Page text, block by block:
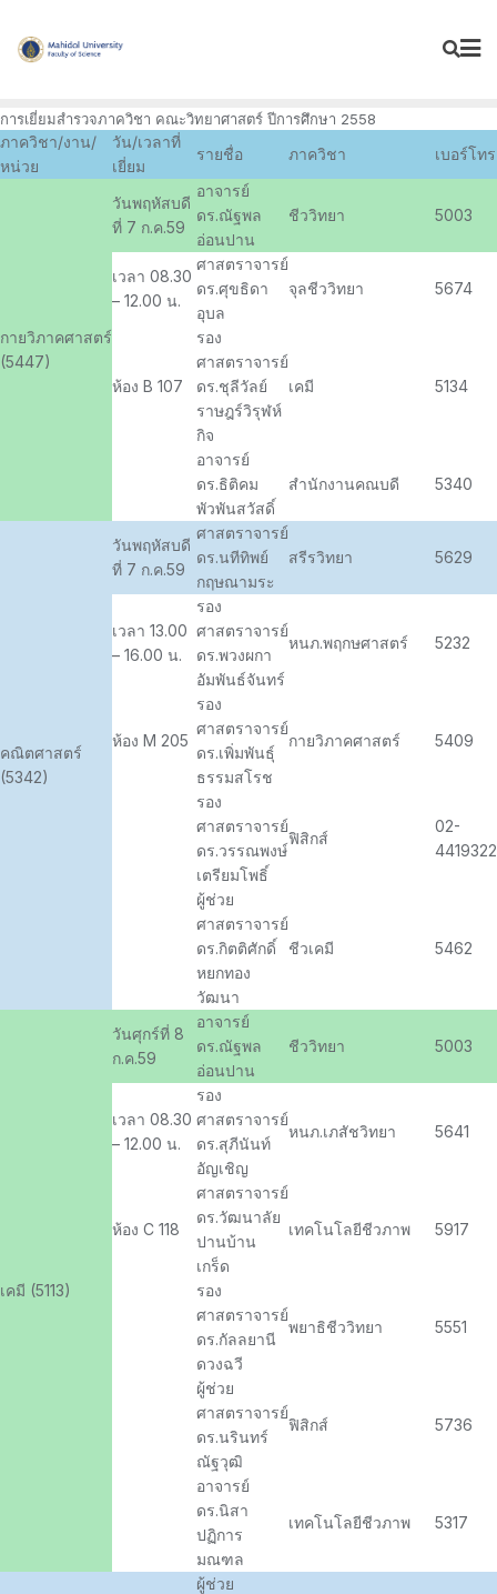
content
การเยี่ยมสำรวจภาควิชา คณะวิทยาศาสตร์ ปีการศึกษา 2558
ภาควิชา/งาน/
หน่วย
วัน/เวลาที่
เยี่ยม
รายชื่อ ภาควิชา เบอร์โทร
กายวิภาคศาสตร์
(5447)
วันพฤหัสบดี
ที่ 7 ก.ค.59
อาจารย์
ดร.ณัฐพล
อ่อนปาน
ชีววิทยา 5003
เวลา 08.30
– 12.00 น.
ศาสตราจารย์
ดร.ศุขธิดา
อุบล
จุลชีววิทยา 5674
ห้อง B 107
รอง
ศาสตราจารย์
ดร.ชุลีวัลย์
ราษฎร์วิรุฬห์
กิจ
เคมี 5134
อาจารย์
ดร.ธิติคม
พัวพันสวัสดิ์
สำนักงานคณบดี 5340
คณิตศาสตร์
(5342)
วันพฤหัสบดี
ที่ 7 ก.ค.59
ศาสตราจารย์
ดร.นทีทิพย์
กฤษณามระ
สรีรวิทยา 5629
เวลา 13.00
– 16.00 น.
รอง
ศาสตราจารย์
ดร.พวงผกา
อัมพันธ์จันทร์
หนภ.พฤกษศาสตร์ 5232
ห้อง M 205
รอง
ศาสตราจารย์
ดร.เพิ่มพันธุ์
ธรรมสโรช
กายวิภาคศาสตร์ 5409
รอง
ศาสตราจารย์
ดร.วรรณพงษ์
เตรียมโพธิ์
ฟิสิกส์
02-
4419322
ผู้ช่วย
ศาสตราจารย์
ดร.กิตติศักดิ์
หยกทอง
วัฒนา
ชีวเคมี 5462
เคมี (5113)
วันศุกร์ที่ 8
ก.ค.59
อาจารย์
ดร.ณัฐพล
อ่อนปาน
ชีววิทยา 5003
เวลา 08.30
– 12.00 น.
รอง
ศาสตราจารย์
ดร.สุภีนันท์
อัญเชิญ
หนภ.เภสัชวิทยา 5641
ห้อง C 118
ศาสตราจารย์
ดร.วัฒนาลัย
ปานบ้าน
เกร็ด
เทคโนโลยีชีวภาพ 5917
รอง
ศาสตราจารย์
ดร.กัลลยานี
ดวงฉวี
พยาธิชีววิทยา 5551
ผู้ช่วย
ศาสตราจารย์
ดร.นรินทร์
ณัฐวุฒิ
ฟิสิกส์ 5736
อาจารย์
ดร.นิสา
ปฏิการ
มณฑล
เทคโนโลยีชีวภาพ 5317
ผู้ช่วย